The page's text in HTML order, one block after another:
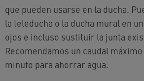
que pueden usarse en la ducha.
la teleducha o la ducha mural en
ojos e incluso sustituir la junta
Recomendamos un caudal
minuto para ahorrar agua.